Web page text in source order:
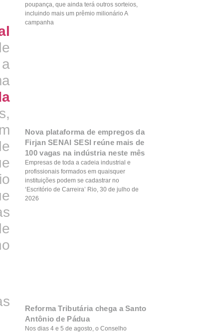
poupança, que ainda terá outros sorteios,
incluindo mais um prêmio milionário A
campanha
Nova plataforma de empregos da
Firjan SENAI SESI reúne mais de
100 vagas na indústria neste mês
Empresas de toda a cadeia industrial e
profissionais formados em quaisquer
instituições podem se cadastrar no
‘Escritório de Carreira’ Rio, 30 de julho de
2026
Reforma Tributária chega a Santo
Antônio de Pádua
Nos dias 4 e 5 de agosto, o Conselho